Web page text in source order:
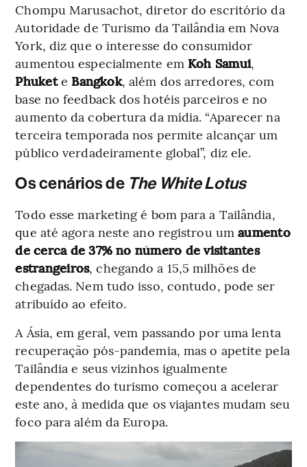
Chompu Marusachot, diretor do escritório da
Autoridade de Turismo da Tailândia em Nova
York, diz que o interesse do consumidor
aumentou especialmente em Koh Samui,
Phukete Bangkok, além dos arredores, com
base no feedback dos hotéis parceiros e no
aumento da cobertura da mídia. “Aparecer na
terceira temporada nos permite alcançar um
público verdadeiramente global”, diz ele.
Os cenários de The White Lotus
Todo esse marketing é bom para a Tailândia,
que até agora neste ano registrou umaumento
de cerca de 37% no número de visitantes
estrangeiros, chegando a 15,5 milhões de
chegadas. Nem tudo isso, contudo, pode ser
atribuído ao efeito.
A Ásia, em geral, vem passando por uma lenta
recuperação pós-pandemia, mas o apetite pela
Tailândia e seus vizinhos igualmente
dependentes do turismo começou a acelerar
este ano, à medida que os viajantes mudam seu
foco para além da Europa.